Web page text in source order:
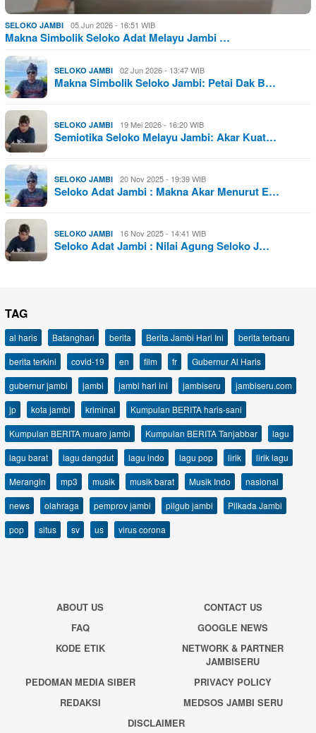
SELOKO JAMBI 05 Jun 2026 - 16:51 WIB
Makna Simbolik Seloko Adat Melayu Jambi …
SELOKO JAMBI 02 Jun 2026 - 13:47 WIB
Makna Simbolik Seloko Jambi: Petai Dak B…
SELOKO JAMBI 19 Mei 2026 - 16:20 WIB
Semiotika Seloko Melayu Jambi: Akar Kuat…
SELOKO JAMBI 20 Nov 2025 - 19:39 WIB
Seloko Adat Jambi : Makna Akar Menurut E…
SELOKO JAMBI 16 Nov 2025 - 14:41 WIB
Seloko Adat Jambi : Nilai Agung Seloko J…
TAG
al haris Batanghari berita Berita Jambi Hari Ini
berita terbaru
berita terkini
covid-19 en film fr
Gubernur Al Haris
gubernur jambi
jambi jambi hari ini jambiseru
jambiseru.com
jp
kota jambi kriminal
Kumpulan BERITA haris-sani
Kumpulan BERITA muaro jambi
Kumpulan BERITA Tanjabbar
lagu
lagu barat
lagu dangdut lagu indo lagu pop lirik
lirik lagu
Merangin
mp3 musik musik barat Musik Indo
nasional
news
olahraga pemprov jambi pilgub jambi
Pilkada Jambi
pop
situs sv us virus corona
ABOUT US
CONTACT US
FAQ
GOOGLE NEWS
KODE ETIK
NETWORK & PARTNER
JAMBISERU
PEDOMAN MEDIA SIBER
PRIVACY POLICY
REDAKSI
MEDSOS JAMBI SERU
DISCLAIMER